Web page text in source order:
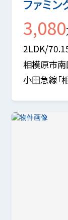
ファミ
3,080
2LDK/
相模原市
小田急線「